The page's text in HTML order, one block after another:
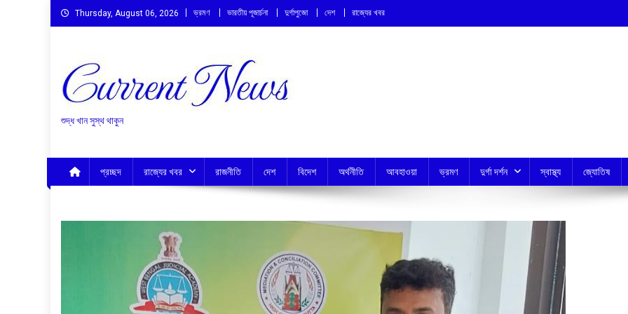
Skip
to
Thursday, August 06, 2026 ভ্রমণ ভারতীয় পূজার্চনা দুর্গাপুজো দেশ রাজ্যের খবর
শুদ্ধ খান সুস্থ থাকুন
প্রচ্ছদ রাজ্যের খবর রাজনীতি দেশ বিদেশ অর্থনীতি আবহাওয়া ভ্রমণ দুর্গা দর্শন স্বাস্থ্য জ্যোতিষ